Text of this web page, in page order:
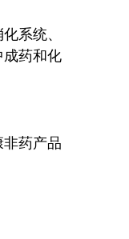
系统、
药和化
药产品